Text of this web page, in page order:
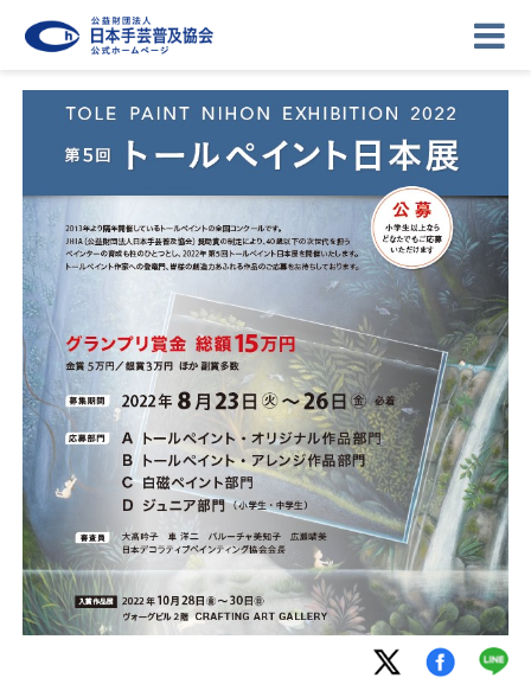
ニュース 記事 講座
ギャラリー お問い合わせ
協会について ログイン